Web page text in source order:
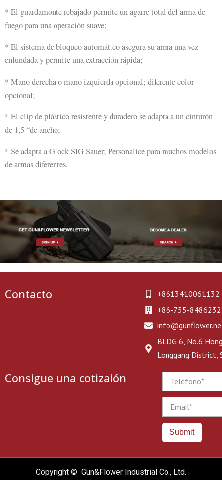
* El guardamonte rebajado permite un agarre total del arma de
fuego para una operación suave;
* El sistema de bloqueo automático asegura su arma una vez
enfundada y permite una extracción rápida;
* Mano derecha o mano izquierda opcional; diferente color
opcional;
* El clip de plástico resistente y duradero se adapta a un cinturón
de 1,5 “de ancho;
* Se adapta a Glock SIG Sauer; Personalice para muchos modelos
de armas diferentes.
Contacto
+8613410061132
+86-755-
BLDG 6, No.6
Longgang District,
Consigue una cotizaión
Submit
Copyright © Gun&Flower Industrial Co., Ltd.